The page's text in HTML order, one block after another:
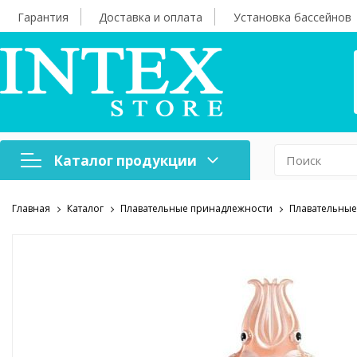
Гарантия Доставка и оплата Установка бассейнов
Каталог продукции
Надувная мебель
Главная Каталог Плавательные принадлежности